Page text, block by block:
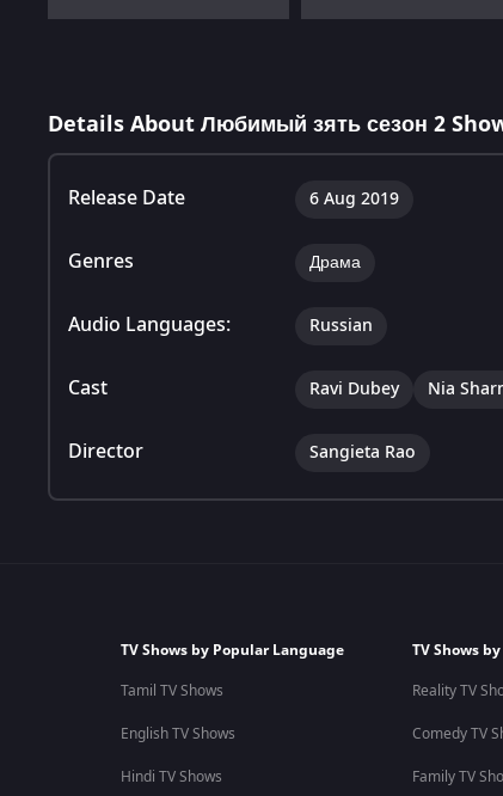
Details About Любимый зять сезон 2
Release Date 6 Aug 2019
Genres Драма
Audio Languages: Russian
Cast Ravi Dubey Nia
Director Sangieta Rao
TV Shows by Popular Language
Tamil TV Shows
English TV Shows
Hindi TV Shows
TV Shows
Reality TV
Comedy TV
Family TV